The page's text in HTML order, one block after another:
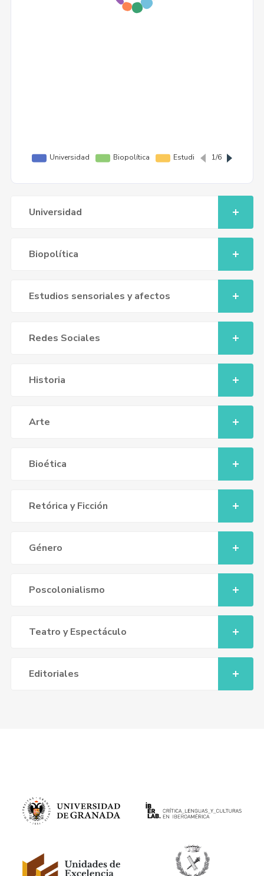
Universidad
Biopolítica
Estudios sensoriales y afectos
Redes Sociales
Historia
Arte
Bioética
Retórica y Ficción
Género
Poscolonialismo
Teatro y Espectáculo
Editoriales